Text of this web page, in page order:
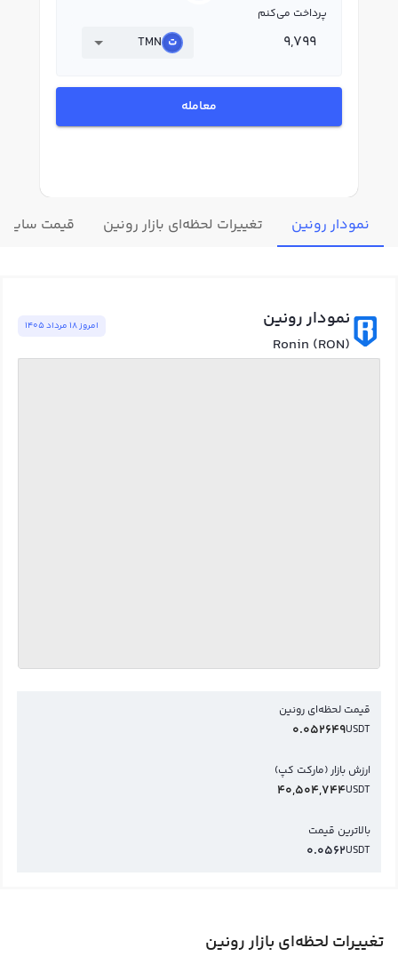
پرداخت می‌کنم
TMN
معامله
نمودار رونین تغییرات لحظه‌ای بازار رونین قیمت سایر
نمودار رونین
Ronin (RON)
امروز ١٨ مرداد ١٤٠٥
قیمت لحظه‌ای رونین
USDT
0.052649
ارزش بازار (مارکت کپ)
USDT
40,504,744
بالاترین قیمت
USDT
0.0562
تغییرات لحظه‌ای بازار رونین